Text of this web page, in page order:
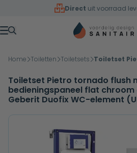
Overslaan naar inhoud
Direct uit voorraad
Menu
Home Toiletten Toiletsets
Toiletset Pietro tornado flush
bedieningspaneel flat chroom
Geberit Duofix WC-element